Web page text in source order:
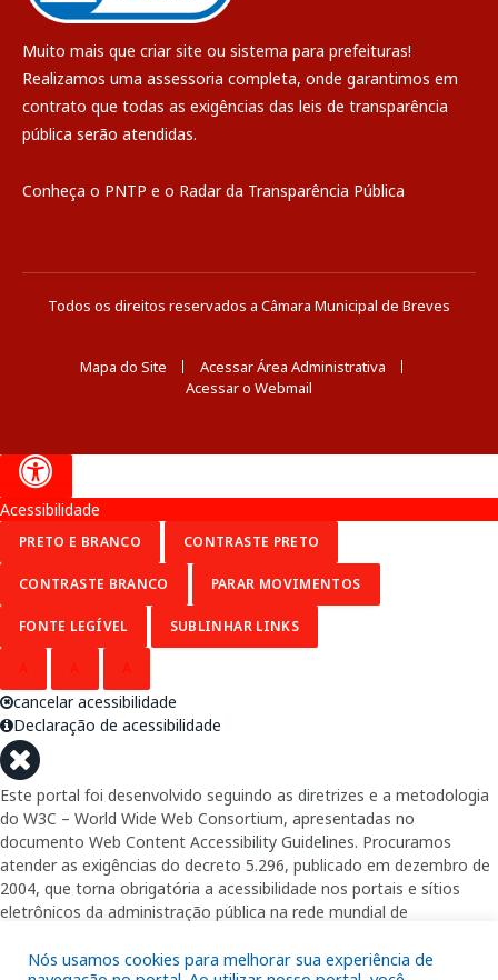
Muito mais que criar site ou sistema para prefeituras!
Realizamos uma assessoria completa, onde garantimos em
contrato que todas as exigências das leis de transparência
pública serão atendidas.
Conheça o PNTP e o Radar da Transparência Pública
Todos os direitos reservados a Câmara Municipal de Breves
Mapa do Site
Acessar Área Administrativa
Acessar o Webmail
Nós usamos cookies para melhorar sua experiência de
Acessibilidade
PRETO E BRANCO CONTRASTE PRETO
CONTRASTE BRANCO PARAR MOVIMENTOS
FONTE LEGÍVEL SUBLINHAR LINKS
cancelar acessibilidade
Declaração de acessibilidade
Este portal foi desenvolvido seguindo as diretrizes e a metodologia
do W3C – World Wide Web Consortium, apresentadas no
documento Web Content Accessibility Guidelines. Procuramos
atender as exigências do decreto 5.296, publicado em dezembro de
2004, que torna obrigatória a acessibilidade nos portais e sítios
eletrônicos da administração pública na rede mundial de
garantindo-lhes o pleno acesso aos conteúdos disponíveis.